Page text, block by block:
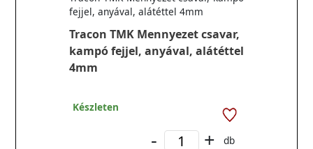
Tracon TMK Mennyezet csavar,
kampó fejjel, anyával, alátéttel
4mm
fejjel, anyával, alátéttel 4mm
Készleten
- +
db